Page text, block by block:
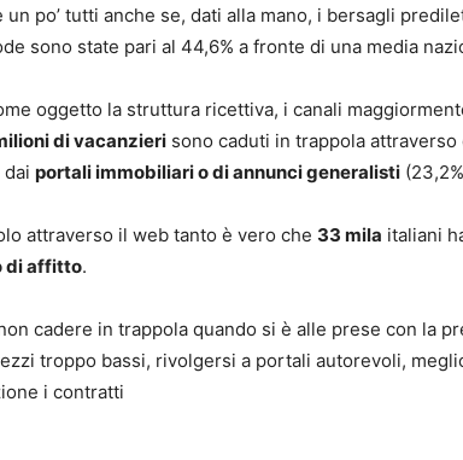
po’ tutti anche se, dati alla mano, i bersagli
sono state pari al 44,6% a fronte di una media
oggetto la struttura ricettiva, i canali
di vacanzieri sono caduti in trappola
portali immobiliari o di annunci generalisti
attraverso il web tanto è vero che 33 mila italiani
di affitto.
cadere in trappola quando si è alle prese con la
troppo bassi, rivolgersi a portali autorevoli,
i contratti